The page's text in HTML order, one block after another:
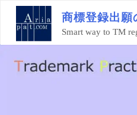
ン
商標登録出願
Smart way to TM